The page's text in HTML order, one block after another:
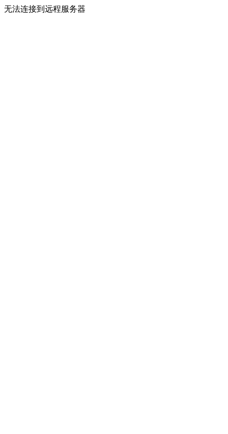
无法连接到远程服务器